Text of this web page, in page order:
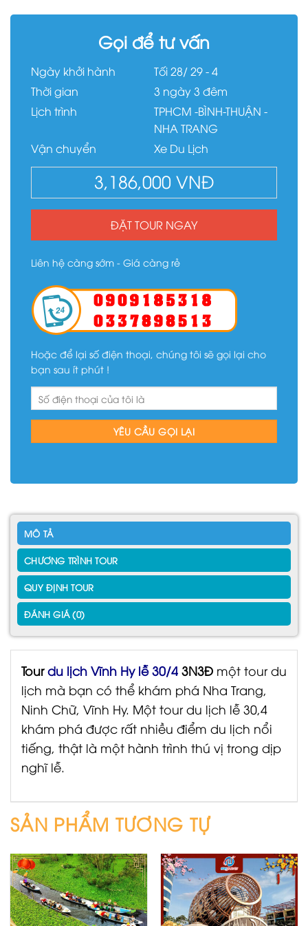
Gọi để tư vấn
Ngày khởi hành
Tối 28/ 29 - 4
Thời gian
3 ngày 3 đêm
Lịch trình
TPHCM -BÌNH-THUẬN -
NHA TRANG
Vận chuyển
Xe Du Lịch
3,186,000 VNĐ
ĐẶT TOUR NGAY
Liên hệ càng sớm - Giá càng rẻ
Hoặc để lại số điện thoại, chúng tôi sẽ gọi lại cho
bạn sau ít phút !
MÔ TẢ
CHƯƠNG TRÌNH TOUR
QUY ĐỊNH TOUR
ĐÁNH GIÁ (0)
Tourdu lịch Vĩnh Hy lễ 30/4 3N3Đ một tour du
lịch mà bạn có thể khám phá Nha Trang,
Ninh Chữ, Vĩnh Hy. Một tour du lịch lễ 30,4
khám phá được rất nhiều điểm du lịch nổi
tiếng, thật là một hành trình thú vị trong dịp
nghĩ lễ.
SẢN PHẨM TƯƠNG TỰ
Nổi bật Nổi bật